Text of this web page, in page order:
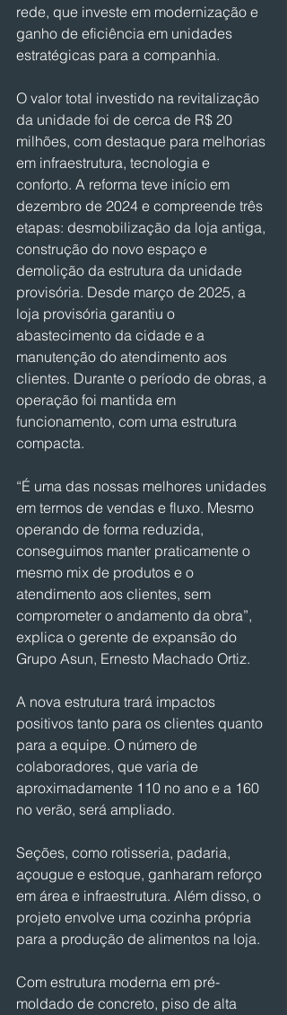
rede, que investe em modernização e
ganho de eficiência em unidades
estratégicas para a companhia.
O valor total investido na revitalização
da unidade foi de cerca de R$ 20
milhões, com destaque para melhorias
em infraestrutura, tecnologia e
conforto. A reforma teve início em
dezembro de 2024 e compreende três
etapas: desmobilização da loja antiga,
construção do novo espaço e
demolição da estrutura da unidade
provisória. Desde março de 2025, a
loja provisória garantiu o
abastecimento da cidade e a
manutenção do atendimento aos
clientes. Durante o período de obras, a
operação foi mantida em
funcionamento, com uma estrutura
compacta.
“É uma das nossas melhores unidades
em termos de vendas e fluxo. Mesmo
operando de forma reduzida,
conseguimos manter praticamente o
mesmo mix de produtos e o
atendimento aos clientes, sem
comprometer o andamento da obra”,
explica o gerente de expansão do
Grupo Asun, Ernesto Machado Ortiz.
A nova estrutura trará impactos
positivos tanto para os clientes quanto
para a equipe. O número de
colaboradores, que varia de
aproximadamente 110 no ano e a 160
no verão, será ampliado.
Seções, como rotisseria, padaria,
açougue e estoque, ganharam reforço
em área e infraestrutura. Além disso, o
projeto envolve uma cozinha própria
para a produção de alimentos na loja.
Com estrutura moderna em pré-
moldado de concreto, piso de alta